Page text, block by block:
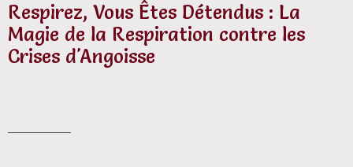
Respirez, Vous Êtes Détendus : La
Magie de la Respiration contre les
Crises d'Angoisse